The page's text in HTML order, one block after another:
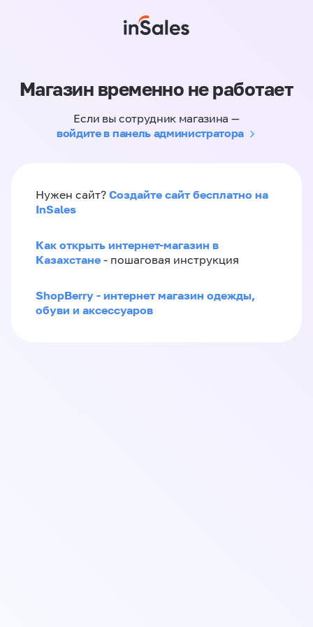
Магазин временно не работает
Если вы сотрудник магазина —
войдите в панель администратора
Нужен сайт? Создайте сайт бесплатно на
InSales
Как открыть интернет-магазин в
Казахстане - пошаговая инструкция
ShopBerry - интернет магазин одежды,
обуви и аксессуаров